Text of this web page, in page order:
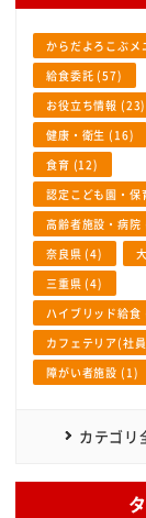
からだよろこぶ
給食委託 (57)
お役立ち情報 (23)
健康・衛生 (16)
食育 (12)
認定こども園・
高齢者施設・病院
奈良県 (4)
三重県 (4)
ハイブリッド給食
カフェテリア(社
障がい者施設 (1)
カテゴリ